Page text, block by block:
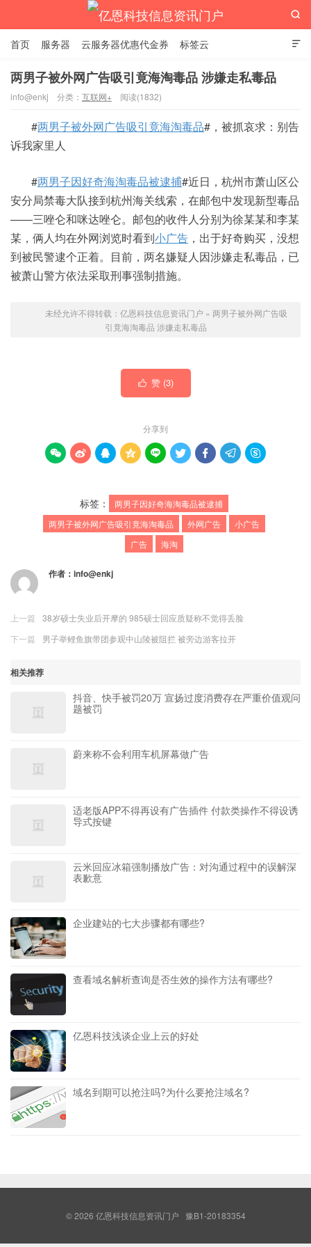

首页 服务器 云服务器优惠代金券 标签云

两男子被外网广告吸引竟海淘毒品 涉嫌走私毒品
info@enkj 分类： 互联网+ 阅读(1832)
#两男子被外网广告吸引竟海淘毒品#，被抓哀求：别告
诉我家里人
#两男子因好奇海淘毒品被逮捕#近日，杭州市萧山区公
安分局禁毒大队接到杭州海关线索，在邮包中发现新型毒品
——三唑仑和咪达唑仑。邮包的收件人分别为徐某某和李某
某，俩人均在外网浏览时看到小广告 ，出于好奇购买，没想
到被民警逮个正着。目前，两名嫌疑人因涉嫌走私毒品，已
被萧山警方依法采取刑事强制措施。
未经允许不得转载： 亿恩科技信息资讯门户 » 两男子被外网广告吸
引竟海淘毒品 涉嫌走私毒品
 赞 (3)
分享到
        
标签：
两男子因好奇海淘毒品被逮捕
两男子被外网广告吸引竟海淘毒品
外网广告
小广告
广告
海淘
作者： info@enkj
上一篇
38岁硕士失业后开摩的 985硕士回应质疑称不觉得丢脸
下一篇
男子举鲤鱼旗带团参观中山陵被阻拦 被旁边游客拉开
相关推荐
抖音、快手被罚20万 宣扬过度消费存在严重价值观问
题被罚
蔚来称不会利用车机屏幕做广告
适老版APP不得再设有广告插件 付款类操作不得设诱
导式按键
云米回应冰箱强制播放广告：对沟通过程中的误解深
表歉意
企业建站的七大步骤都有哪些?
查看域名解析查询是否生效的操作方法有哪些?
亿恩科技浅谈企业上云的好处
域名到期可以抢注吗?为什么要抢注域名?
© 2026 亿恩科技信息资讯门户 豫B1-20183354